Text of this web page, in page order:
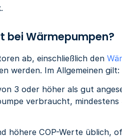
bei Wärmepumpen?
ab, einschließlich den
werden. Im Allgemeinen gilt:
3 oder höher als gut
verbraucht, mindestens
höhere COP-Werte üblich,